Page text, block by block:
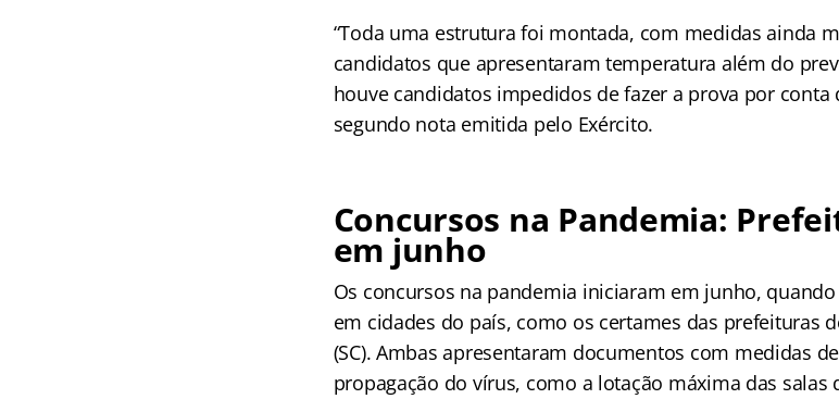
“Toda uma estrutura foi montada, com medidas ainda
candidatos que apresentaram temperatura além do
houve candidatos impedidos de fazer a prova por conta
segundo nota emitida pelo Exército.
Concursos na Pandemia:
em junho
Os concursos na pandemia iniciaram em junho,
em cidades do país, como os certames das prefeituras
(SC). Ambas apresentaram documentos com medidas
propagação do vírus, como a lotação máxima das salas